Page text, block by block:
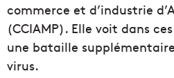
commerce et d’industrie
(CCIAMP). Elle voit dans
une bataille
virus.